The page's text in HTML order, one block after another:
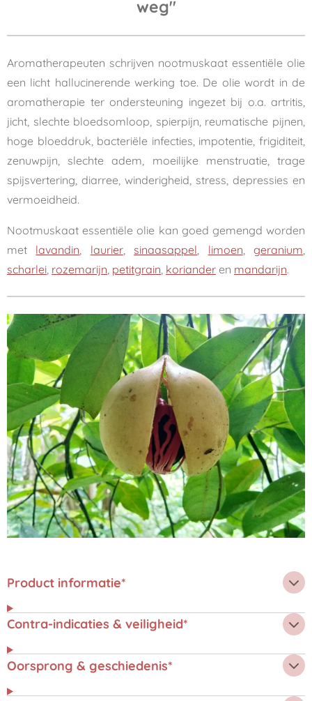
weg"
Aromatherapeuten schrijven nootmuskaat essentiële olie
een licht hallucinerende werking toe. De olie wordt in de
aromatherapie ter ondersteuning ingezet bij o.a. artritis,
jicht, slechte bloedsomloop, spierpijn, reumatische pijnen,
hoge bloeddruk, bacteriële infecties, impotentie, frigiditeit,
zenuwpijn, slechte adem, moeilijke menstruatie, trage
spijsvertering, diarree, winderigheid, stress, depressies en
vermoeidheid.
Nootmuskaat essentiële olie kan goed gemengd worden
met lavandin, laurier,sinaasappel, limoen,geranium,
scharlei, rozemarijn, petitgrain, koriander en mandarijn.
Product informatie*
Contra-indicaties & veiligheid*
Oorsprong & geschiedenis*